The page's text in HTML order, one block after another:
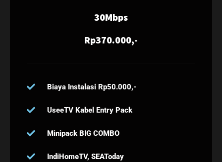
30Mbps
Rp370.000,-
Biaya Instalasi Rp50.000,-
UseeTV Kabel Entry Pack
Minipack BIG COMBO
IndiHomeTV, SEAToday